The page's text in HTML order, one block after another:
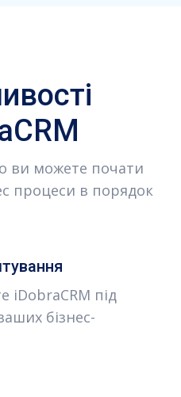
ви можете почати
процеси в порядок
iDobraCRM під
бізнес-